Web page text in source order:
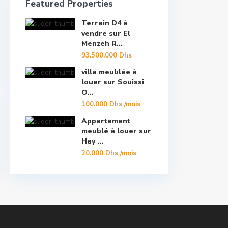
Featured Properties
Terrain D4 à
vendre sur El
Menzeh R...
93.500.000 Dhs
villa meublée à
louer sur Souissi
O...
100.000 Dhs/mois
Appartement
meublé à louer sur
Hay ...
20.000 Dhs/mois